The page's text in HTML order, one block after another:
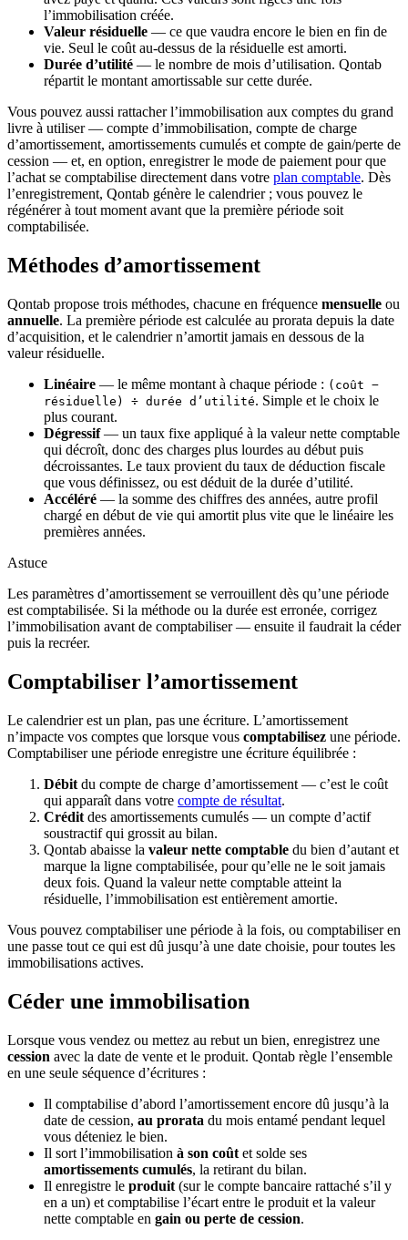
l’immobilisation créée.
Valeur résiduelle — ce que vaudra encore le bien en fin de
vie. Seul le coût au-dessus de la résiduelle est amorti.
Durée d’utilité — le nombre de mois d’utilisation. Qontab
répartit le montant amortissable sur cette durée.
Vous pouvez aussi rattacher l’immobilisation aux comptes du grand
livre à utiliser — compte d’immobilisation, compte de charge
d’amortissement, amortissements cumulés et compte de gain/perte de
cession — et, en option, enregistrer le mode de paiement pour que
l’achat se comptabilise directement dans votre plan comptable. Dès
l’enregistrement, Qontab génère le calendrier ; vous pouvez le
régénérer à tout moment avant que la première période soit
comptabilisée.
Méthodes d’amortissement
Qontab propose trois méthodes, chacune en fréquence mensuelle ou
annuelle. La première période est calculée au prorata depuis la date
d’acquisition, et le calendrier n’amortit jamais en dessous de la
valeur résiduelle.
Linéaire — le même montant à chaque période : (coût −
résiduelle) ÷ durée d’utilité. Simple et le choix le
plus courant.
Dégressif— un taux fixe appliqué à la valeur nette comptable
qui décroît, donc des charges plus lourdes au début puis
décroissantes. Le taux provient du taux de déduction fiscale
que vous définissez, ou est déduit de la durée d’utilité.
Accéléré — la somme des chiffres des années, autre profil
chargé en début de vie qui amortit plus vite que le linéaire les
premières années.
Astuce
Les paramètres d’amortissement se verrouillent dès qu’une période
est comptabilisée. Si la méthode ou la durée est erronée, corrigez
l’immobilisation avant de comptabiliser — ensuite il faudrait la céder
puis la recréer.
Comptabiliser l’amortissement
Le calendrier est un plan, pas une écriture. L’amortissement
n’impacte vos comptes que lorsque vous comptabilisez une période.
Comptabiliser une période enregistre une écriture équilibrée :
Débit du compte de charge d’amortissement — c’est le coût
qui apparaît dans votre compte de résultat.
Crédit des amortissements cumulés — un compte d’actif
soustractif qui grossit au bilan.
Qontab abaisse la valeur nette comptable du bien d’autant et
marque la ligne comptabilisée, pour qu’elle ne le soit jamais
deux fois. Quand la valeur nette comptable atteint la
résiduelle, l’immobilisation est entièrement amortie.
Vous pouvez comptabiliser une période à la fois, ou comptabiliser en
une passe tout ce qui est dû jusqu’à une date choisie, pour toutes les
immobilisations actives.
Céder une immobilisation
Lorsque vous vendez ou mettez au rebut un bien, enregistrez une
cession avec la date de vente et le produit. Qontab règle l’ensemble
en une seule séquence d’écritures :
Il comptabilise d’abord l’amortissement encore dû jusqu’à la
date de cession, au prorata du mois entamé pendant lequel
vous déteniez le bien.
Il sort l’immobilisation à son coût et solde ses
amortissements cumulés, la retirant du bilan.
Il enregistre le produit (sur le compte bancaire rattaché s’il y
en a un) et comptabilise l’écart entre le produit et la valeur
nette comptable en gain ou perte de cession.